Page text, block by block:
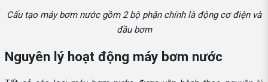
Cấu tạo máy bơm nước gồm 2 bộ phận chính là động cơ điện và
đầu bơm
Nguyên lý hoạt động máy bơm nước